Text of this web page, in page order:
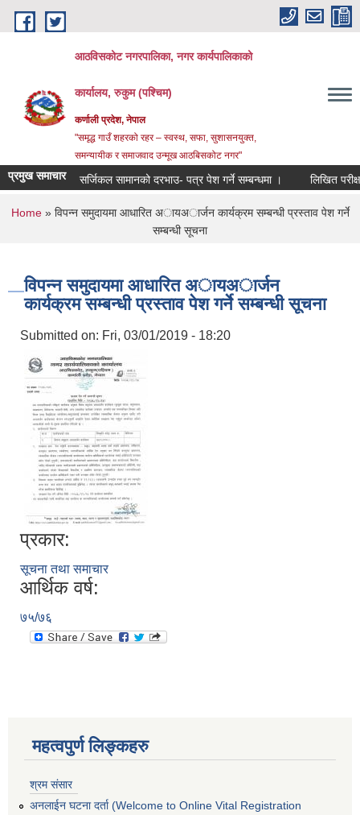
Skip to main content
आठविसकोट नगरपालिका, नगर कार्यपालिकाको
कार्यालय, रुकुम (पश्चिम)
कर्णाली प्रदेश, नेपाल
"समृद्ध गाउँ शहरको रहर – स्वस्थ, सफा, सुशासनयुक्त,
समन्यायीक र समाजवाद उन्मूख आठबिसकोट नगर"
प्रमुख समाचारसर्जिकल सामानको दरभाउ- पत्र पेश गर्ने सम्बन्धमा । लिखित परीक्षाको
You are here
Home» विपन्न समुदायमा आधारित अायअार्जन कार्यक्रम सम्बन्धी प्रस्ताव पेश गर्ने
सम्बन्धी सूचना
विपन्न समुदायमा आधारित अायअार्जन
कार्यक्रम सम्बन्धी प्रस्ताव पेश गर्ने सम्बन्धी सूचना
Submitted on: Fri, 03/01/2019 - 18:20
प्रकार:
सूचना तथा समाचार
आर्थिक वर्ष:
७५/७६
महत्वपुर्ण लिङ्कहरु
श्रम संसार
अनलाईन घटना दर्ता (Welcome to Online Vital Registration